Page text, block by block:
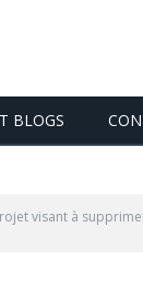
BLOGS
visant à